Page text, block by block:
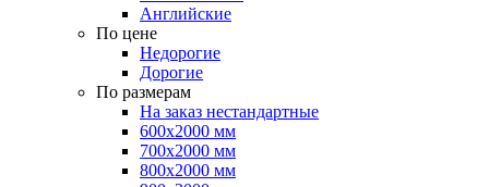
Английские
По цене
Недорогие
Дорогие
По размерам
На заказ нестандартные
600х2000 мм
700х2000 мм
800х2000 мм